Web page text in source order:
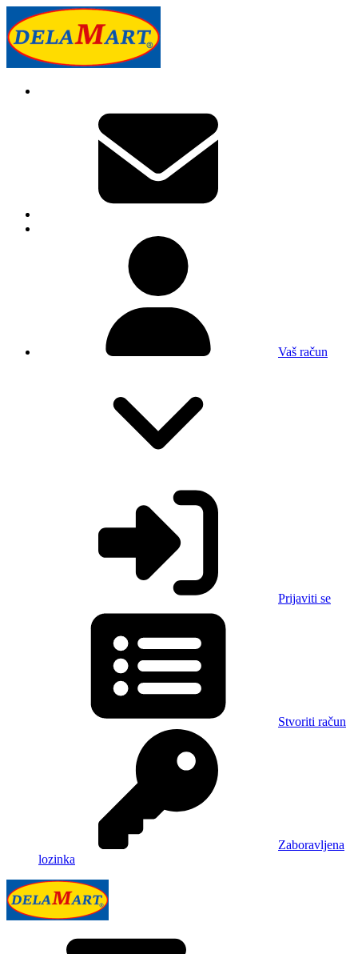
Vaš račun
Prijaviti se
Stvoriti račun
Zaboravljena
lozinka